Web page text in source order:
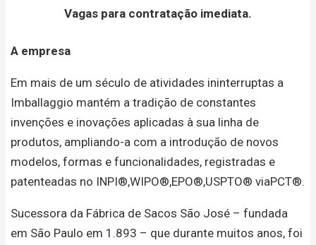
Vagas para contratação imediata.
A empresa
Em mais de um século de atividades ininterruptas a
Imballaggio mantém a tradição de constantes
invenções e inovações aplicadas à sua linha de
produtos, ampliando-a com a introdução de novos
modelos, formas e funcionalidades, registradas e
patenteadas no INPI®,WIPO®,EPO®,USPTO® viaPCT®.
Sucessora da Fábrica de Sacos São José – fundada
em São Paulo em 1.893 – que durante muitos anos, foi